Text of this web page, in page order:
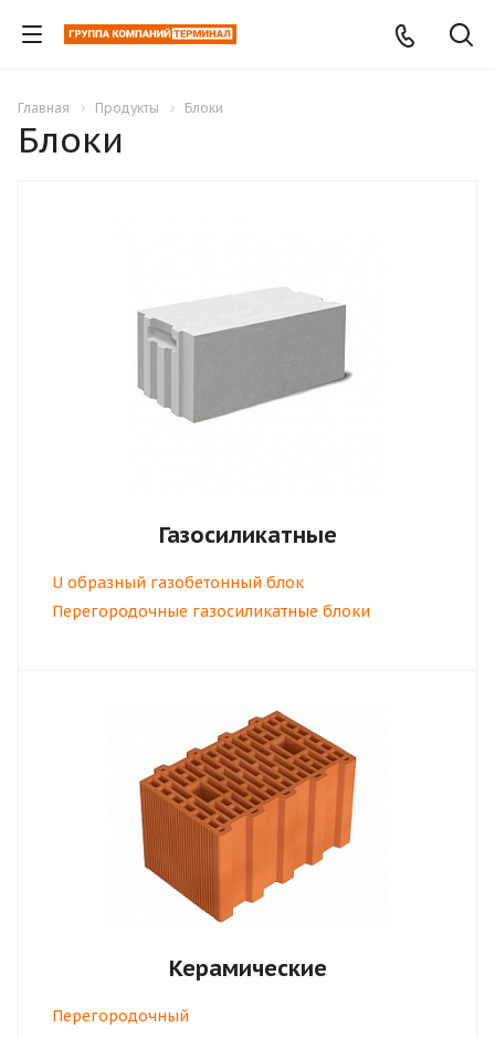
Главная Продукты Блоки
Блоки
Газосиликатные
U образный газобетонный блок
Перегородочные газосиликатные блоки
Керамические
Перегородочный